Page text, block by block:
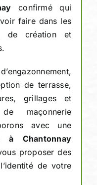
confirmé qui
faire dans les
de création et
de terrasse,
grillages et
maçonnerie
avec une
à Chantonnay
proposer des
de votre